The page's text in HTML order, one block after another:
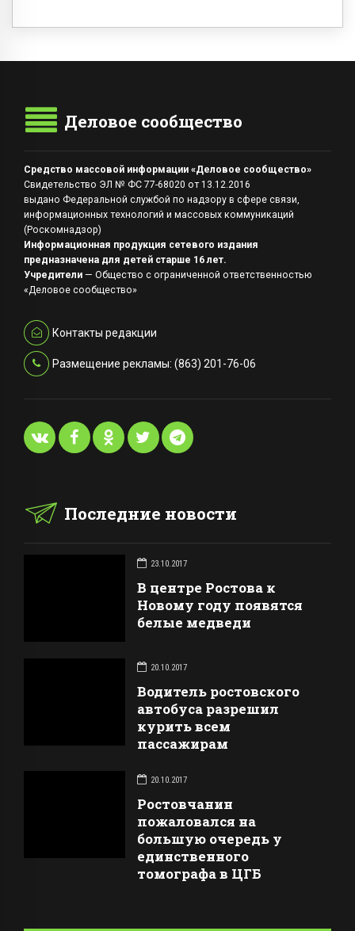
Деловое сообщество
Средство массовой информации «Деловое сообщество»
Свидетельство ЭЛ № ФС 77-68020 от 13.12.2016
выдано Федеральной службой по надзору в сфере связи,
информационных технологий и массовых коммуникаций
(Роскомнадзор)
Информационная продукция сетевого издания
предназначена для детей старше 16 лет.
Учредители — Общество с ограниченной ответственностью
«Деловое сообщество»
Контакты редакции
Размещение рекламы: (863) 201-76-06
Последние новости
23.10.2017
В центре Ростова к
Новому году появятся
белые медведи
20.10.2017
Водитель ростовского
автобуса разрешил
курить всем
пассажирам
20.10.2017
Ростовчанин
пожаловался на
большую очередь у
единственного
томографа в ЦГБ